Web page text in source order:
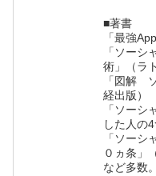
■著書
「最強
「ソーシ
術」（ラ
「図解
経出版）
「ソーシ
した人の
「ソーシ
０ヵ条」
など多数。